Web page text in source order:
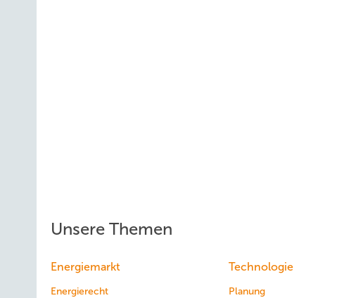
Unsere Themen
Energiemarkt
Energierecht
Technologie
Planung